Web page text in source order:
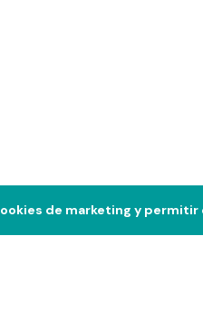
de marketing y